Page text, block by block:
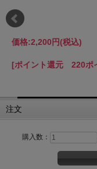
価格:2,200円(税込)
[ポイント還元 220ポ
注文
購入数：